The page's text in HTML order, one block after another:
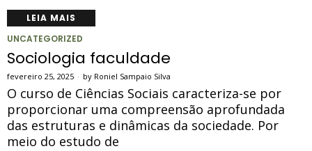
LEIA MAIS
UNCATEGORIZED
Sociologia faculdade
fevereiro 25, 2025 by Roniel Sampaio Silva
O curso de Ciências Sociais caracteriza-se por
proporcionar uma compreensão aprofundada
das estruturas e dinâmicas da sociedade. Por
meio do estudo de